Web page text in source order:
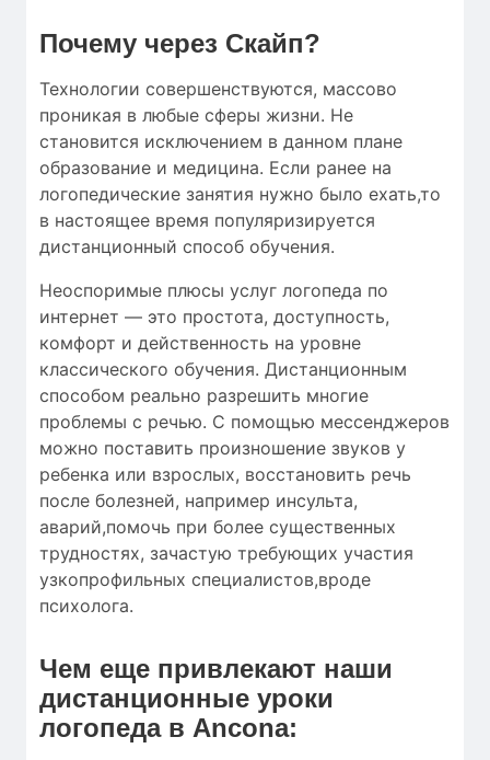
Почему через Скайп?
Технологии совершенствуются, массово
проникая в любые сферы жизни. Не
становится исключением в данном плане
образование и медицина. Если ранее на
логопедические занятия нужно было ехать,то
в настоящее время популяризируется
дистанционный способ обучения.
Неоспоримые плюсы услуг логопеда по
интернет — это простота, доступность,
комфорт и действенность на уровне
классического обучения. Дистанционным
способом реально разрешить многие
проблемы с речью. С помощью мессенджеров
можно поставить произношение звуков у
ребенка или взрослых, восстановить речь
после болезней, например инсульта,
аварий,помочь при более существенных
трудностях, зачастую требующих участия
узкопрофильных специалистов,вроде
психолога.
Чем еще привлекают наши
дистанционные уроки
логопеда в Ancona: